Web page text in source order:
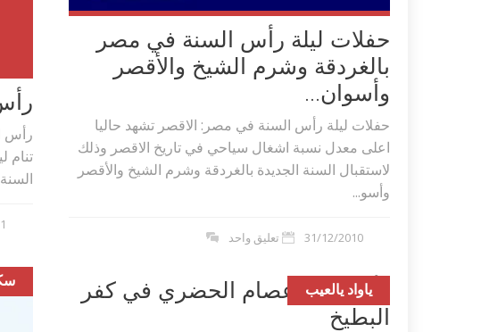
تنام
حفلات ليلة رأس السنة في مصر
بالغردقة وشرم الشيخ والأقصر
وأسوان...
حفلات ليلة رأس السنة في مصر: الاقصر تشهد حاليا
اعلى معدل نسبة اشغال سياحي في تاريخ الاقصر وذلك
لاستقبال السنة الجديدة بالغردقة وشرم الشيخ والأقصر
وأسو...
31/12/2010 تعليق واحد
ياواد يالعيب
رأس سنة عصام الحضري في كفر
البطيخ